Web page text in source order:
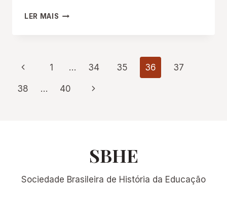
LER MAIS CONVOCATÓRIA:
Navegação
da
Página
Anterior
1 … 34 35 36 37
38 … 40
Página
SBHE
Sociedade Brasileira de História da Educação